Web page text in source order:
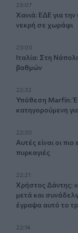
23:07
Χανιά: ΕΔΕ για
νεκρή σε χωράφι
23:00
Ιταλία: Στη
βαθμών
22:32
Υπόθεση Marfin:
κατηγορούμενη
22:30
Αυτές είναι οι
πυρκαγιές
22:21
Χρήστος Δάντης:
μετά και
έγραψα αυτό το
22:14